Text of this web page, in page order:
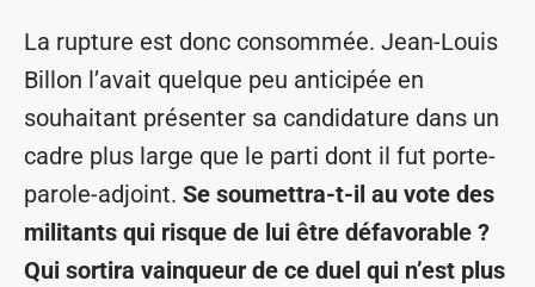
La rupture est donc consommée. Jean-Louis
Billon l’avait quelque peu anticipée en
souhaitant présenter sa candidature dans un
cadre plus large que le parti dont il fut porte-
parole-adjoint. Se soumettra-t-il au vote des
militants qui risque de lui être défavorable ?
Qui sortira vainqueur de ce duel qui n’est plus